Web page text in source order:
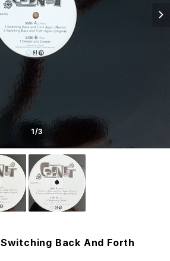
1/3
Back And Forth